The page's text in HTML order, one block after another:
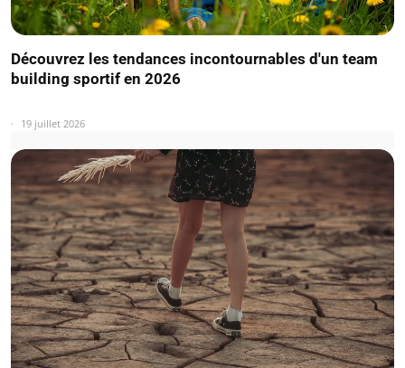
Découvrez les tendances incontournables d'un team
building sportif en 2026
19 juillet 2026